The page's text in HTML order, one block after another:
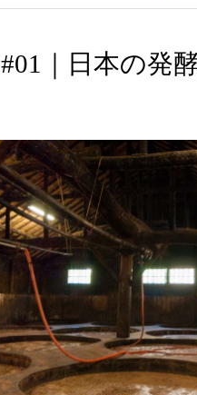
#01｜日本の発